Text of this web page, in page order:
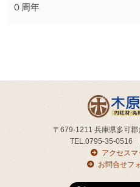
０周年
〒679-1211 兵庫県多可
TEL.0795-35-0516
アクセスマ
お問合せフ